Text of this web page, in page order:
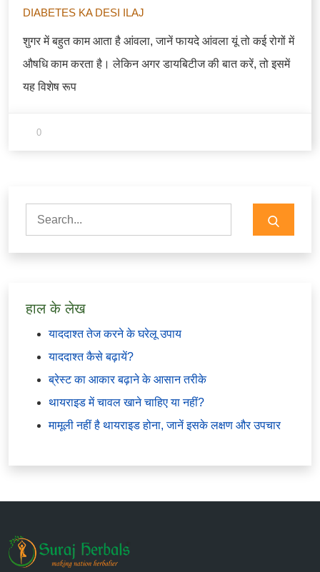
DIABETES KA DESI ILAJ
शुगर में बहुत काम आता है आंवला, जानें फायदे आंवला यूं तो कई रोगों में
औषधि काम करता है। लेकिन अगर डायबिटीज की बात करें, तो इसमें
यह विशेष रूप
0
Search
for:
हाल के लेख
याददाश्त तेज करने के घरेलू उपाय
याददाश्त कैसे बढ़ायें?
ब्रेस्ट का आकार बढ़ाने के आसान तरीके
थायराइड में चावल खाने चाहिए या नहीं?
मामूली नहीं है थायराइड होना, जानें इसके लक्षण और उपचार